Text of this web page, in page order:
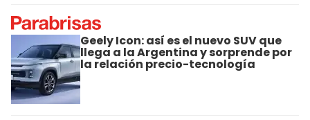
Geely Icon: así es el nuevo SUV que
llega a la Argentina y sorprende por
la relación precio-tecnología